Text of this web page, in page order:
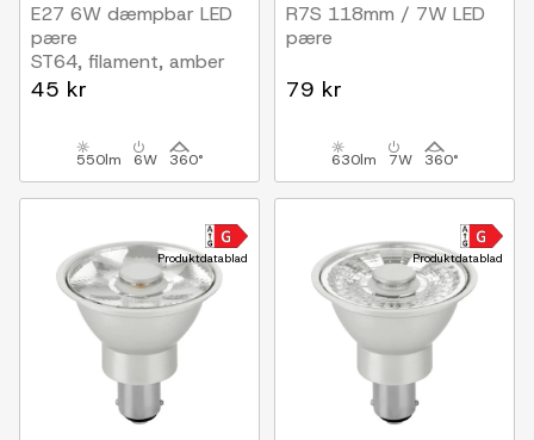
E27 6W dæmpbar LED
pære
ST64, filament, amber
glas, 2200K, flicker free
45 kr
550lm 6W 360°
R7S 118mm / 7W LED
pære
79 kr
630lm 7W 360°
Produktdatablad Produktdatablad